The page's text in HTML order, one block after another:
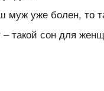
муж уже болен, то
такой сон для